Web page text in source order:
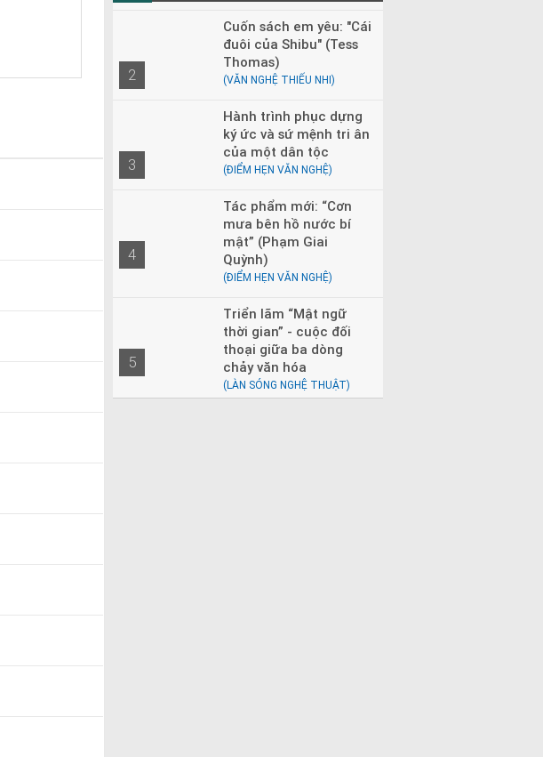
2
Cuốn sách em yêu: "Cái
đuôi của Shibu" (Tess
Thomas)
(VĂN NGHỆ THIẾU NHI)
3
Hành trình phục dựng
ký ức và sứ mệnh tri ân
của một dân tộc
(ĐIỂM HẸN VĂN NGHỆ)
4
Tác phẩm mới: “Cơn
mưa bên hồ nước bí
mật” (Phạm Giai
Quỳnh)
(ĐIỂM HẸN VĂN NGHỆ)
5
Triển lãm “Mật ngữ
thời gian” - cuộc đối
thoại giữa ba dòng
chảy văn hóa
(LÀN SÓNG NGHỆ THUẬT)